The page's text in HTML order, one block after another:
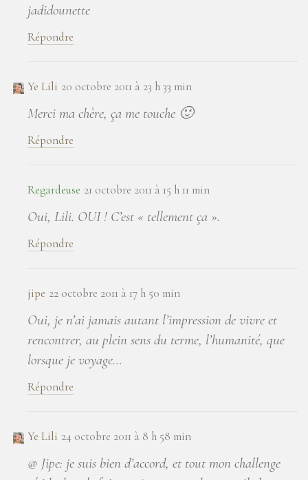
jadidounette
Répondre
Ye Lili 20 octobre 2011 à 23 h 33 min
Merci ma chère, ça me touche 🙂
Répondre
Regardeuse 21 octobre 2011 à 15 h 11 min
Oui, Lili. OUI ! C’est « tellement ça ».
Répondre
jipe 22 octobre 2011 à 17 h 50 min
Oui, je n’ai jamais autant l’impression de vivre et
rencontrer, au plein sens du terme, l’humanité, que
lorsque je voyage…
Répondre
Ye Lili 24 octobre 2011 à 8 h 58 min
@ Jipe: je suis bien d’accord, et tout mon challenge